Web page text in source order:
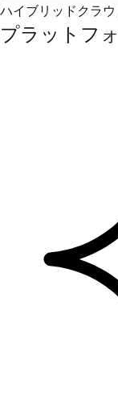
ハイブリッドクラウ
プラットフ